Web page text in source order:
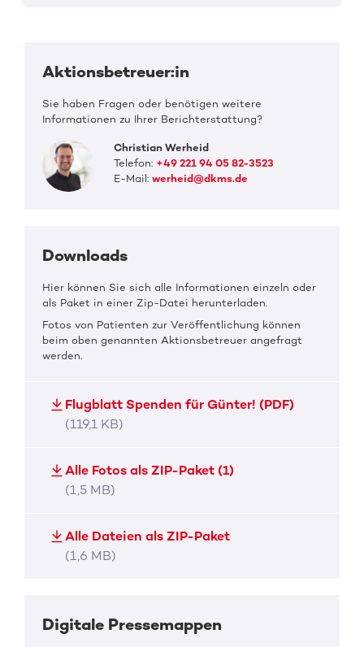
Aktionsbetreuer:in
Sie haben Fragen oder benötigen weitere
Informationen zu Ihrer Berichterstattung?
Christian Werheid
Telefon: +49 221 94 05 82-3523
E-Mail:werheid@dkms.de
Downloads
Hier können Sie sich alle Informationen einzeln oder
als Paket in einer Zip-Datei herunterladen.
Fotos von Patienten zur Veröffentlichung können
beim oben genannten Aktionsbetreuer angefragt
werden.
Flugblatt Spenden für Günter! (PDF)
(119,1 KB)
Alle Fotos als ZIP-Paket (1)
(1,5 MB)
Alle Dateien als ZIP-Paket
(1,6 MB)
Digitale Pressemappen